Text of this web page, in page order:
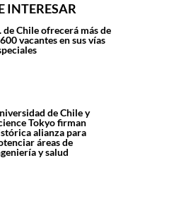
INTERESAR
de Chile ofrecerá más de
vacantes en sus vías
de Chile y
Tokyo firman
alianza para
áreas de
y salud